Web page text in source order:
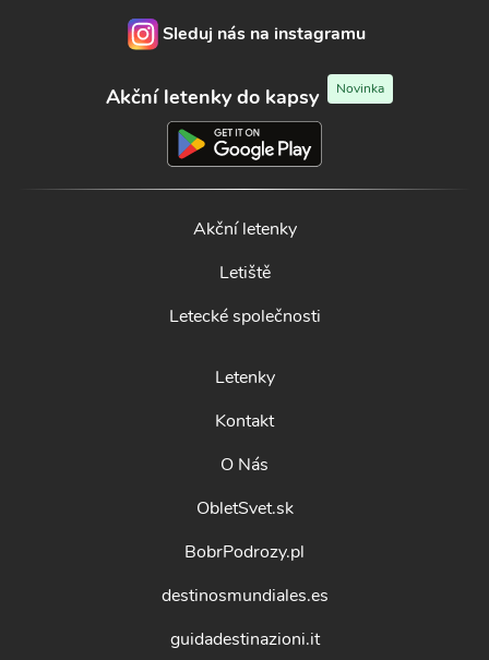
Sleduj nás na instagramu
Akční letenky do kapsy Novinka
Akční letenky
Letiště
Letecké společnosti
Letenky
Kontakt
O Nás
ObletSvet.sk
BobrPodrozy.pl
destinosmundiales.es
guidadestinazioni.it